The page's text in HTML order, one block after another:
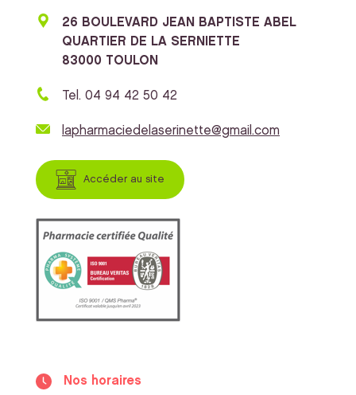
26 BOULEVARD JEAN BAPTISTE ABEL
QUARTIER DE LA SERNIETTE
83000 TOULON
Tel. 04 94 42 50 42
lapharmaciedelaserinette@gmail.com
Accéder au site
Nos horaires